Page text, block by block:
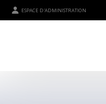
ESPACE D'ADMINISTRATION